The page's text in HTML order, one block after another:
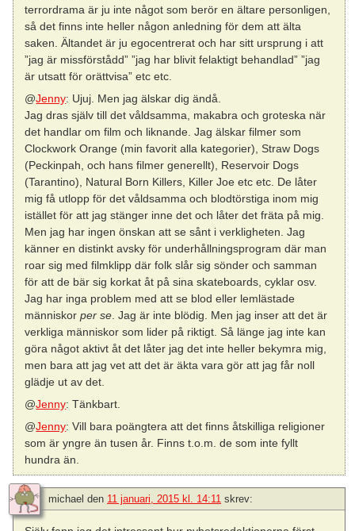
terrordrama är ju inte något som berör en ältare personligen,
så det finns inte heller någon anledning för dem att älta
saken. Ältandet är ju egocentrerat och har sitt ursprung i att
”jag är missförstådd” ”jag har blivit felaktigt behandlad” ”jag
är utsatt för orättvisa” etc etc.
@Jenny: Ujuj. Men jag älskar dig ändå.
Jag dras själv till det våldsamma, makabra och groteska när
det handlar om film och liknande. Jag älskar filmer som
Clockwork Orange (min favorit alla kategorier), Straw Dogs
(Peckinpah, och hans filmer generellt), Reservoir Dogs
(Tarantino), Natural Born Killers, Killer Joe etc etc. De låter
mig få utlopp för det våldsamma och blodtörstiga inom mig
istället för att jag stänger inne det och låter det fräta på mig.
Men jag har ingen önskan att se sånt i verkligheten. Jag
känner en distinkt avsky för underhållningsprogram där man
roar sig med filmklipp där folk slår sig sönder och samman
för att de bär sig korkat åt på sina skateboards, cyklar osv.
Jag har inga problem med att se blod eller lemlästade
människorper se . Jag är inte blödig. Men jag inser att det är
verkliga människor som lider på riktigt. Så länge jag inte kan
göra något aktivt åt det låter jag det inte heller bekymra mig,
men bara att jag vet att det är äkta vara gör att jag får noll
glädje ut av det.
@Jenny: Tänkbart.
@Jenny: Vill bara poängtera att det finns åtskilliga religioner
som är yngre än tusen år. Finns t.o.m. de som inte fyllt
hundra än.
michael den 11 januari, 2015 kl. 14:11 skrev: